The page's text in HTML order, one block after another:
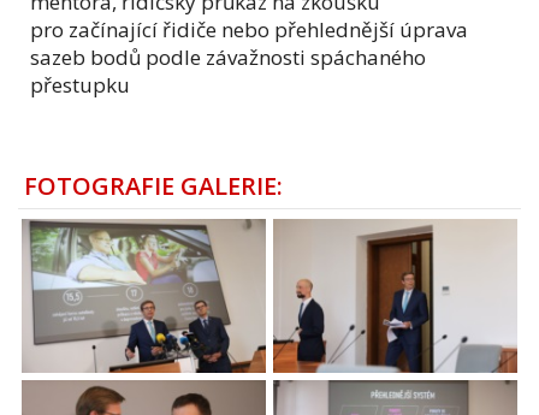
pro začínající řidiče nebo přehlednější úprava
sazeb bodů podle závažnosti spáchaného
přestupku
FOTOGRAFIE GALERIE: